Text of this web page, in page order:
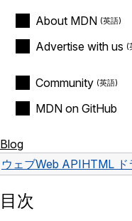
About MDN
Advertise with us
Community
MDN on GitHub
Blog
ウェブWeb APIHTML ド
目次